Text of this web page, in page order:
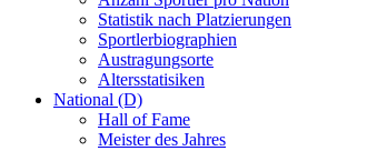
Statistik nach Platzierungen
Sportlerbiographien
Austragungsorte
Altersstatisiken
National (D)
Hall of Fame
Meister des Jahres